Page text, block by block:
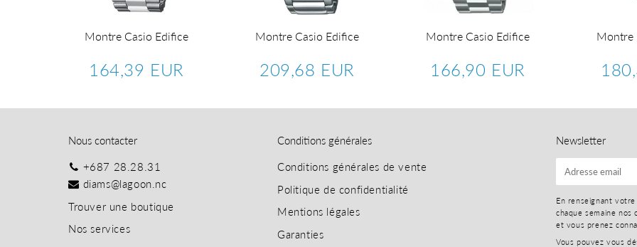
Montre Casio Edifice
Prix
164,39 EUR
Montre Casio Edifice
Prix
209,68 EUR
Montre Casio Edifice
Prix
166,90 EUR
Montre
Prix
Nous contacter
+687 28.28.31
diams@lagoon.nc
Trouver une boutique
Nos services
Conditions générales
Conditions générales de vente
Politique de confidentialité
Mentions légales
Garanties
Newsletter
E-
mail
En renseignant
chaque semaine
et vous prenez
Vous pouvez vous